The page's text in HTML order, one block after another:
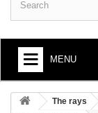
MENU
BOOKS : ARTS AND
The rays